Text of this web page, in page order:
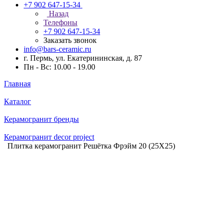
+7 902 647-15-34
Назад
Телефоны
+7 902 647-15-34
Заказать звонок
info@bars-ceramic.ru
г. Пермь, ул. Екатерининская, д. 87
Пн - Вс: 10.00 - 19.00
Главная
Каталог
Керамогранит бренды
Керамогранит decor project
Плитка керамогранит Решётка Фрэйм 20 (25X25)